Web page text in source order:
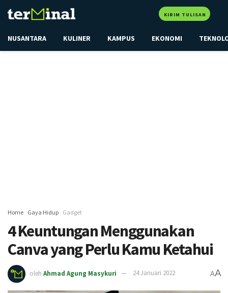
KIRIM TULISAN
NUSANTARA KULINER KAMPUS EKONOMI
Home Gaya Hidup Gadget
4 Keuntungan Menggunakan
Canva yang Perlu Kamu Ketahui
oleh Ahmad Agung Masykuri 24 Januari 2022 AA